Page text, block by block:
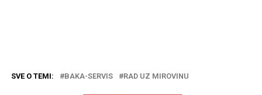
SVE O TEMI: BAKA-SERVIS RAD UZ MIROVINU